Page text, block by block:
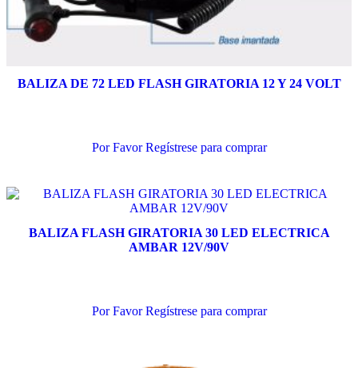
BALIZA DE 72 LED FLASH GIRATORIA 12 Y 24 VOLT
Por Favor Regístrese para comprar
BALIZA FLASH GIRATORIA 30 LED ELECTRICA
AMBAR 12V/90V
Por Favor Regístrese para comprar